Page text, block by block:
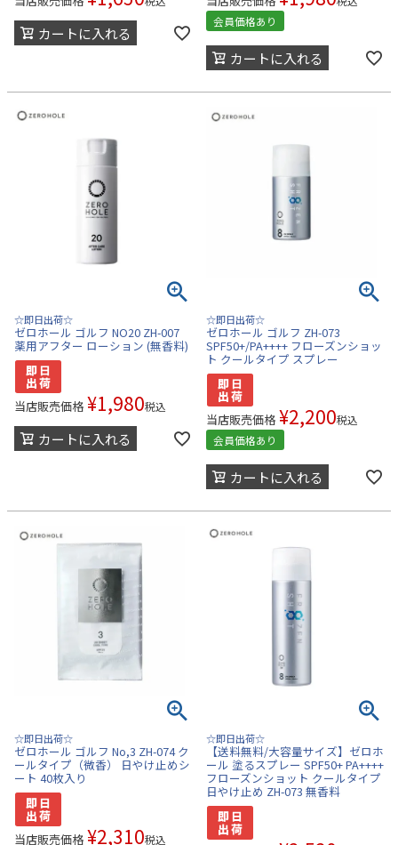
カートに入れる
会員価格あり
カートに入れる
☆即日出荷☆
ゼロホール ゴルフ NO20 ZH-007
薬用アフター ローション (無香料)
当店販売価格 ¥1,980税込
カートに入れる
☆即日出荷☆
ゼロホール ゴルフ ZH-073
SPF50+/PA++++ フローズンショッ
ト クールタイプ スプレー
当店販売価格 ¥2,200税込
会員価格あり
カートに入れる
☆即日出荷☆
ゼロホール ゴルフ No,3 ZH-074 ク
ールタイプ（微香） 日やけ止めシ
ート 40枚入り
当店販売価格 ¥2,310税込
☆即日出荷☆
【送料無料/大容量サイズ】ゼロホ
ール 塗るスプレー SPF50+ PA++++
フローズンショット クールタイプ
日やけ止め ZH-073 無香料